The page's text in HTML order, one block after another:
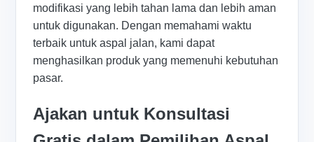
modifikasi yang lebih tahan lama dan lebih aman
untuk digunakan. Dengan memahami waktu
terbaik untuk aspal jalan, kami dapat
menghasilkan produk yang memenuhi kebutuhan
pasar.
Ajakan untuk Konsultasi